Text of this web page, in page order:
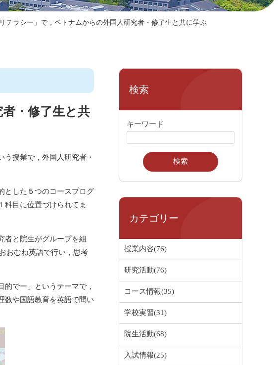
テラシー」で，ベトナムからの外国人研究者・修了生と共に学ぶ
・修了生と共
授業で，外国人研究者・
とした５つのコースプログ
科目に位置づけられてま
と院生がグループを組
おむね英語で行い，思考
でー」というテーマで，
数や国語教育を英語で聞い
検索
キーワード
カテゴリー
授業内容(76)
研究活動(76)
コース情報(35)
学校実習(31)
院生活動(68)
入試情報(25)